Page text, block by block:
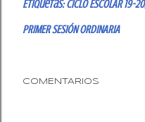
Etiquetas: CICLO ESCOLAR 19-20
PRIMER SESIÓN ORDINARIA
COMENTARIOS